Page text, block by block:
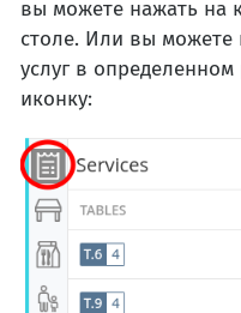
вы можете нажать на
столе. Или вы можете
услуг в
иконку: